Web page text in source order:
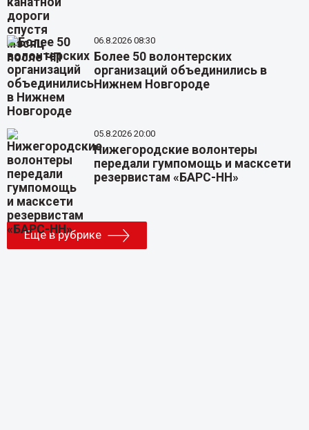
06.8.2026 08:30
Более 50 волонтерских
организаций объединились в
Нижнем Новгороде
05.8.2026 20:00
Нижегородские волонтеры
передали гумпомощь и масксети
резервистам «БАРС-НН»
Еще в рубрике